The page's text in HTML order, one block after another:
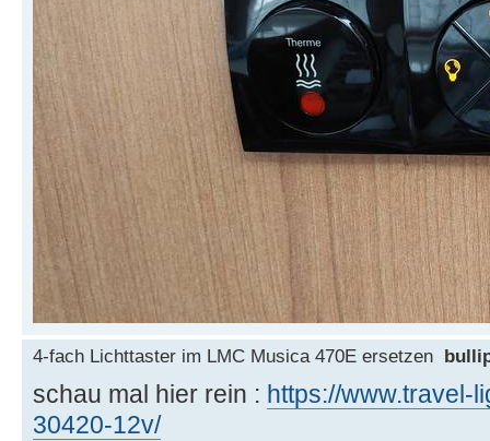
4-fach Lichttaster im LMC Musica 470E ersetzen
schau mal hier rein : https://www.travel-
30420-12v/